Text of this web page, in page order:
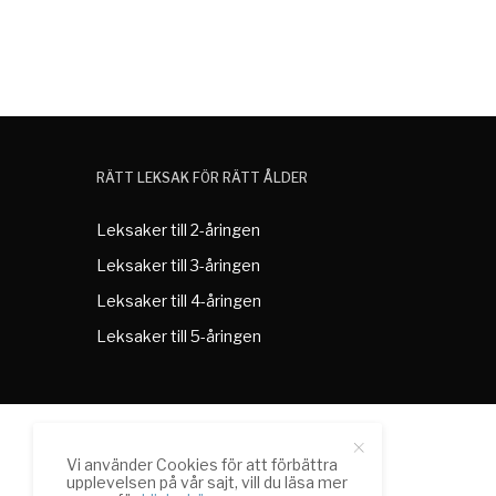
RÄTT LEKSAK FÖR RÄTT ÅLDER
Leksaker till 2-åringen
Leksaker till 3-åringen
Leksaker till 4-åringen
Leksaker till 5-åringen
Vi använder Cookies för att förbättra
upplevelsen på vår sajt, vill du läsa mer